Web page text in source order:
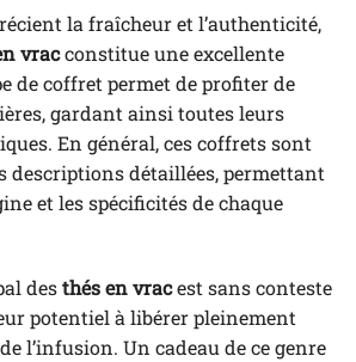
la fraîcheur et l’authenticité,
vracconstitue une excellente
de coffret permet de profiter de
gardant ainsi toutes leurs
En général, ces coffrets sont
descriptions détaillées, permettant
et les spécificités de chaque
desthés en vracest sans conteste
potentiel à libérer pleinement
l’infusion. Un cadeau de ce genre